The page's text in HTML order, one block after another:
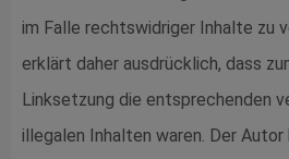
im Falle rechtswidriger Inhalte zu
erklärt daher ausdrücklich, dass
Linksetzung die entsprechenden
illegalen Inhalten waren. Der